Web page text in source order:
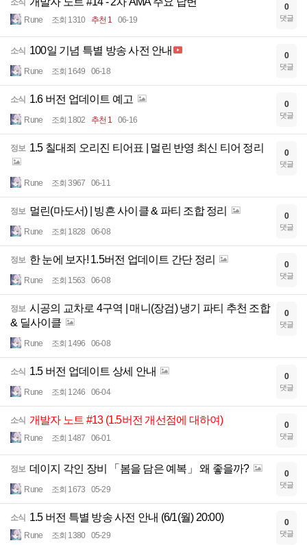
소식
Rune 조회 1310 추천 1 06-19
0
댓글
소식 100일 기념 특별 방송 사전 안내
Rune 조회 1649 06-18
0
댓글
소식 1.6 버전 업데이트 예고
Rune 조회 1802 추천 1 06-16
0
댓글
정보 1.5 칠대죄 오리진 티어표 | 멀린 반영 최신 티어 정리
Rune 조회 3967 06-11
0
댓글
정보 멀린(마도서) | 빙흔 사이클 & 파티 조합 정리
Rune 조회 1828 06-08
0
댓글
정보 한 눈에 보자! 1.5버전 업데이트 간단 정리
Rune 조회 1563 06-08
0
댓글
정보 시공의 교차로 4구역 | 매니(장검) 냉기 파티 추천 조합
& 딜사이클
Rune 조회 1496 06-08
0
댓글
소식 1.5 버전 업데이트 상세 안내
Rune 조회 1246 06-04
0
댓글
소식 개발자 노트 #13 (1.5버전 개선점에 대하여)
Rune 조회 1487 06-01
0
댓글
정보 데이지 각인 장비 「봄을 담은 예복」 왜 좋을까?
Rune 조회 1673 05-29
0
댓글
소식 1.5 버전 특별 방송 사전 안내 (6/1(월) 20:00)
Rune 조회 1380 05-29
0
댓글